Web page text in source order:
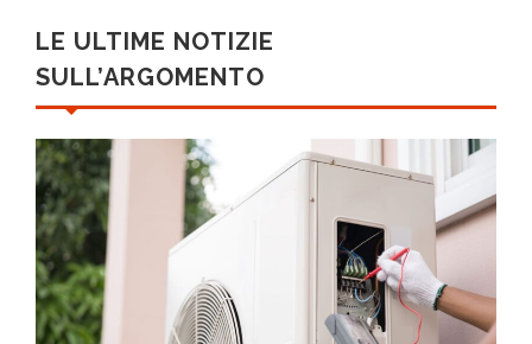
LE ULTIME NOTIZIE
SULL’ARGOMENTO